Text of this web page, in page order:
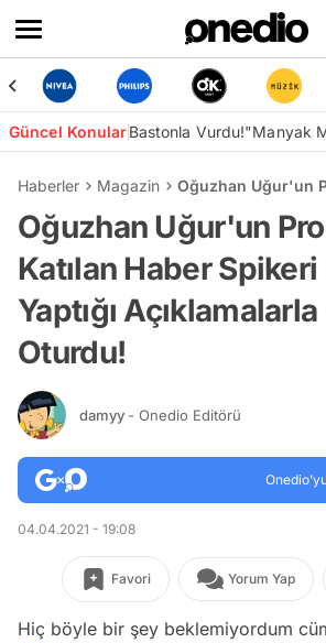
Güncel KonularBastonla Vurdu!"Manyak
Haberler Magazin Oğuzhan Uğur'un
Oğuzhan Uğur'un
Katılan Haber Spikeri
Yaptığı
Oturdu!
damyy - Onedio Editörü
04.04.2021 - 19:08
Favori Yorum Yap
Hiç böyle bir şey beklemiyordum